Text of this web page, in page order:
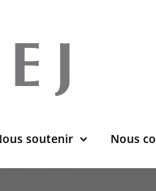
soutenir Nous